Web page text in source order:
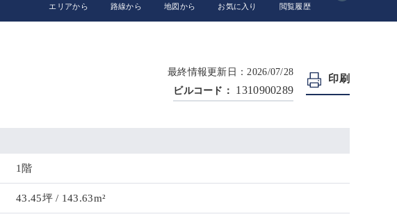
エリアから 路線から 地図から お気に入り 閲覧履歴
最終情報更新日：2026/07/28
ビルコード：
1310900289
印刷
1階
43.45坪 / 143.63m²